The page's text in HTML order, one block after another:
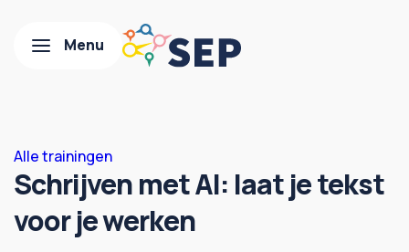
Alle trainingen
Schrijven met AI: laat je tekst
voor je werken